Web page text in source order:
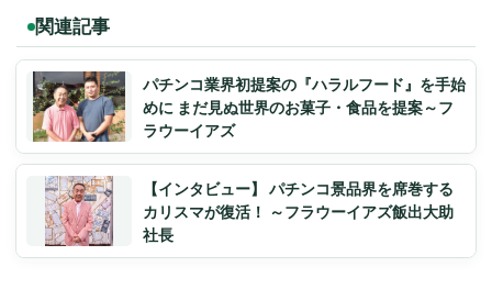
関連記事
パチンコ業界初提案の『ハラルフード』を手始
めに まだ見ぬ世界のお菓子・食品を提案～フ
ラウーイアズ
【インタビュー】 パチンコ景品界を席巻する
カリスマが復活！ ～フラウーイアズ飯出大助
社長